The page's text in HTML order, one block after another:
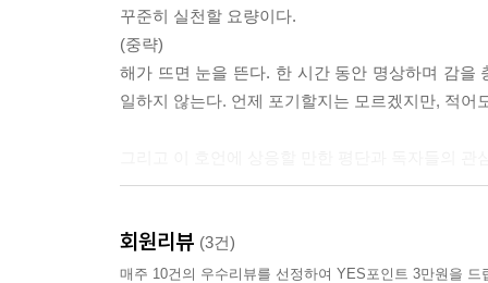
꾸준히 실천할 요량이다.
(중략)
해가 뜨면 눈을 뜬다. 한 시간 동안 명상하며 감을
일하지 않는다. 언제 포기할지는 모르겠지만, 적어
고지서뿐이었다. 그는 “원래 천재예술가는 동시대
회원리뷰 (3건)
매주 10건의 우수리뷰를 선정하여 YES포인트 3만원을 드